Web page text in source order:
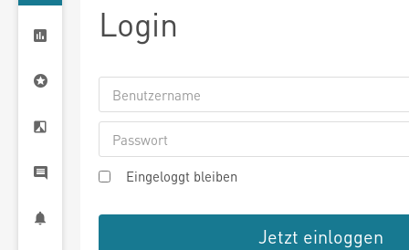
Login
Eingeloggt bleiben
Jetzt einloggen